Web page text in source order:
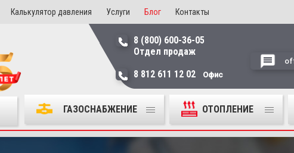
Калькулятор давления Услуги Блог Контакты
8 (800) 600-36-05
Отдел продаж
8 812 611 12 02
Офис
ГАЗОСНАБЖЕНИЕ ОТОПЛЕНИЕ